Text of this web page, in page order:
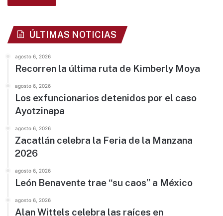
ÚLTIMAS NOTICIAS
agosto 6, 2026
Recorren la última ruta de Kimberly Moya
agosto 6, 2026
Los exfuncionarios detenidos por el caso
Ayotzinapa
agosto 6, 2026
Zacatlán celebra la Feria de la Manzana
2026
agosto 6, 2026
León Benavente trae “su caos” a México
agosto 6, 2026
Alan Wittels celebra las raíces en